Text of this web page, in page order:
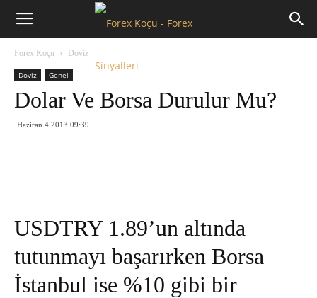
Forex
Forex Koçu Doviz
Doviz Genel
Dolar Ve Borsa Durulur Mu?
Haziran 4 2013 09:39
USDTRY 1.89’un altında
tutunmayı başarırken Borsa
İstanbul ise %10 gibi bir